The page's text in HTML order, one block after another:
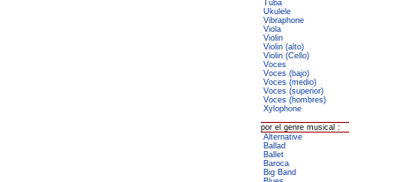
Tuba
Ukulele
Vibraphone
Viola
Violin
Violin (alto)
Violin (Cello)
Voces
Voces (bajo)
Voces (medio)
Voces (superior)
Voces (hombres)
Xylophone
por el genre musical :
Alternative
Ballad
Ballet
Baroca
Big Band